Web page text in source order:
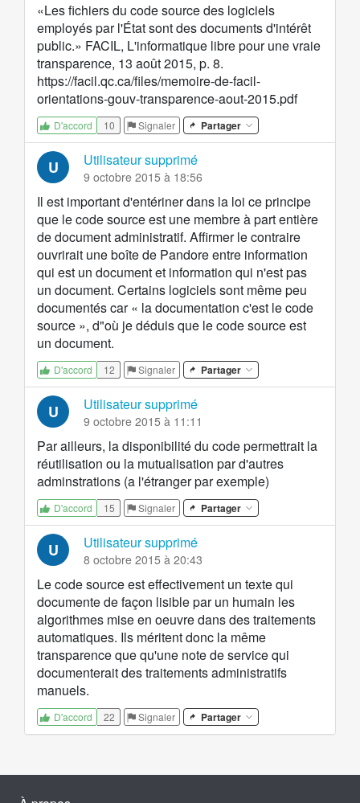
«Les fichiers du code source des logiciels
employés par l'État sont des documents d'intérêt
public.» FACIL, L'informatique libre pour une vraie
transparence, 13 août 2015, p. 8.
https://facil.qc.ca/files/memoire-de-facil-
orientations-gouv-transparence-aout-2015.pdf
D'accord 10 Signaler Partager
U Utilisateur supprimé
9 octobre 2015 à 18:56
Il est important d'entériner dans la loi ce principe
que le code source est une membre à part entière
de document administratif. Affirmer le contraire
ouvrirait une boîte de Pandore entre information
qui est un document et information qui n'est pas
un document. Certains logiciels sont même peu
documentés car « la documentation c'est le code
source », d"où je déduis que le code source est
un document.
D'accord 12 Signaler Partager
U Utilisateur supprimé
9 octobre 2015 à 11:11
Par ailleurs, la disponibilité du code permettrait la
réutilisation ou la mutualisation par d'autres
adminstrations (a l'étranger par exemple)
D'accord 15 Signaler Partager
U Utilisateur supprimé
8 octobre 2015 à 20:43
Le code source est effectivement un texte qui
documente de façon lisible par un humain les
algorithmes mise en oeuvre dans des traitements
automatiques. Ils méritent donc la même
transparence que qu'une note de service qui
documenterait des traitements administratifs
manuels.
D'accord 22 Signaler Partager